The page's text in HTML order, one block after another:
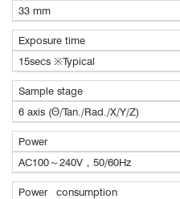
33 mm
Exposure time
15secs ※Typical
Sample stage
6 axis (Θ/Tan./Rad./X/Y/Z)
Power
AC100～240V，50/60Hz
Power consumption